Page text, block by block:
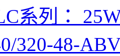
系列：
320-48-